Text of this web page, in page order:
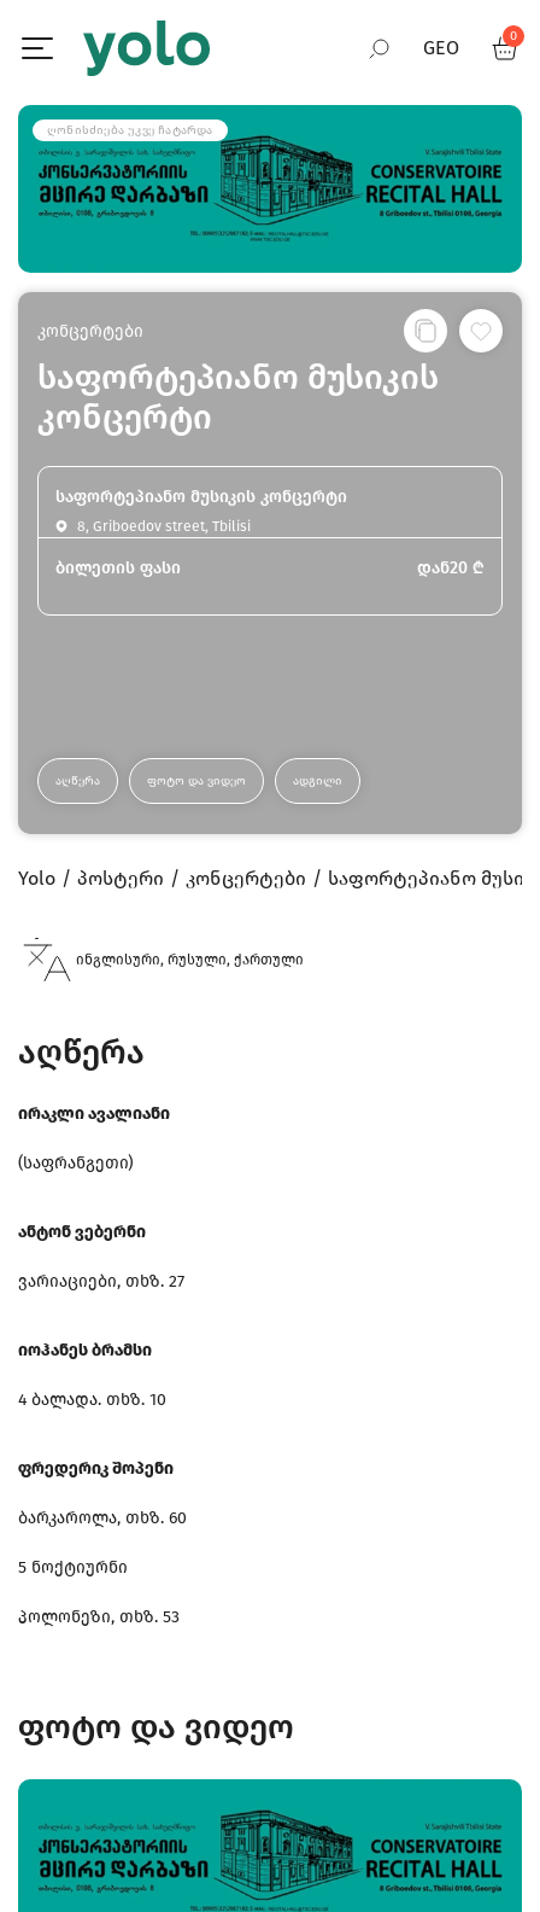
GEO
ENG
0
ᲦᲝᲜᲘᲡᲫᲘᲔᲑᲐ ᲣᲙᲕᲔ ᲩᲐᲢᲐᲠᲓᲐ
კონცერტები
საფორტეპიანო მუსიკის
კონცერტი
საფორტეპიანო მუსიკის კონცერტი
8, Griboedov street, Tbilisi
ბილეთის ფასი დან20 ₾
ᲐᲦᲬᲔᲠᲐ ᲤᲝᲢᲝ ᲓᲐ ᲕᲘᲓᲔᲝ ᲐᲓᲒᲘᲚᲘ
Yolo პოსტერი კონცერტები საფორტეპიანო
ინგლისური, რუსული, ქართული
აღწერა
ირაკლი ავალიანი
(საფრანგეთი)
ანტონ ვებერნი
ვარიაციები, თხზ. 27
იოჰანეს ბრამსი
4 ბალადა. თხზ. 10
ფრედერიკ შოპენი
ბარკაროლა, თხზ. 60
5 ნოქტიურნი
პოლონეზი, თხზ. 53
ფოტო და ვიდეო